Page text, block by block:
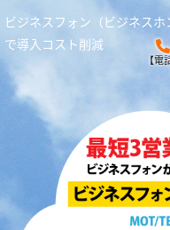
ビジネスフォン（ビジネス
で導入コスト削減
【